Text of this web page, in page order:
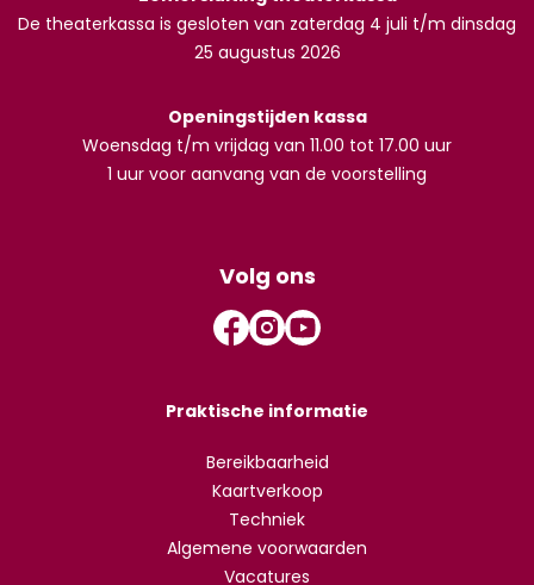
De theaterkassa is gesloten van zaterdag 4 juli t/m dinsdag
25 augustus 2026
Openingstijden kassa
Woensdag t/m vrijdag van 11.00 tot 17.00 uur
1 uur voor aanvang van de voorstelling
Volg ons
Praktische informatie
Bereikbaarheid
Kaartverkoop
Techniek
Algemene voorwaarden
Vacatures